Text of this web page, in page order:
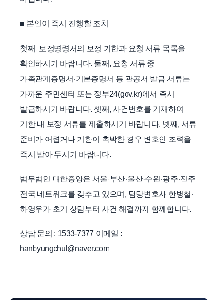
■ 본인이 즉시 진행할 조치
첫째, 보정명령서의 보정 기한과 요청 서류 목록을
확인하시기 바랍니다. 둘째, 요청 서류 중
가족관계증명서·기본증명서 등 관공서 발급 서류는
가까운 주민센터 또는 정부24(gov.kr)에서 즉시
발급하시기 바랍니다. 셋째, 사건번호를 기재하여
기한 내 보정 서류를 제출하시기 바랍니다. 넷째, 서류
준비가 어렵거나 기한이 촉박한 경우 변호인 조력을
즉시 받아 두시기 바랍니다.
법무법인 대한중앙은 서울·부산·울산·수원·광주·진주
전국 네트워크를 갖추고 있으며, 담당변호사 한병철·
하영우가 초기 상담부터 사건 해결까지 함께합니다.
상담 문의 : 1533-7377 이메일 :
hanbyungchul@naver.com